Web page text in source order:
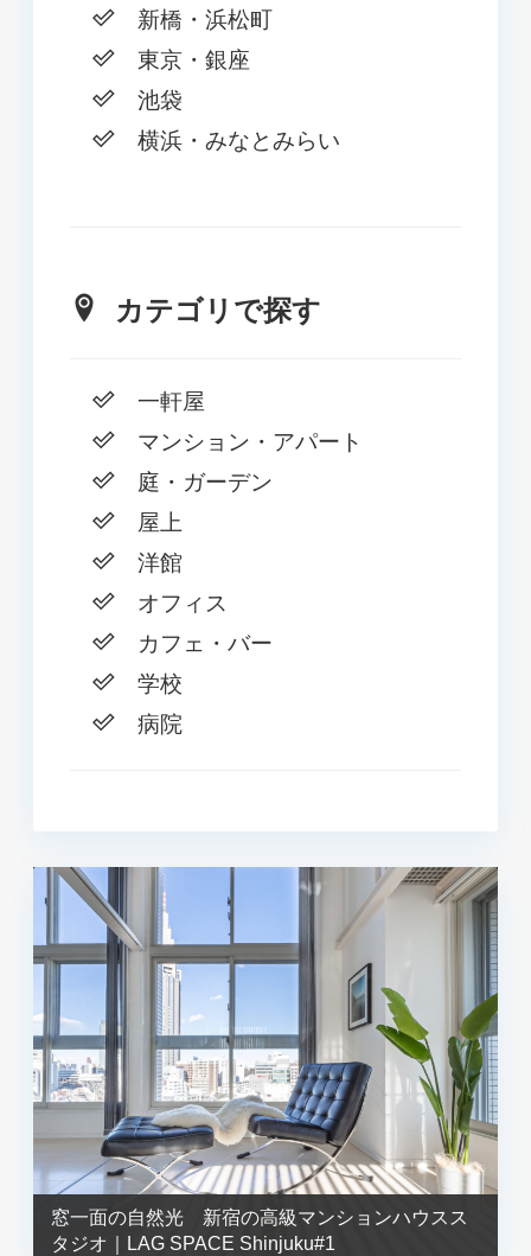
新橋・浜松町
東京・銀座
池袋
横浜・みなとみらい
カテゴリで探す
一軒屋
マンション・アパート
庭・ガーデン
屋上
洋館
オフィス
カフェ・バー
学校
病院
窓一面の自然光 新宿の高級マンションハウスス
タジオ｜LAG SPACE Shinjuku#1